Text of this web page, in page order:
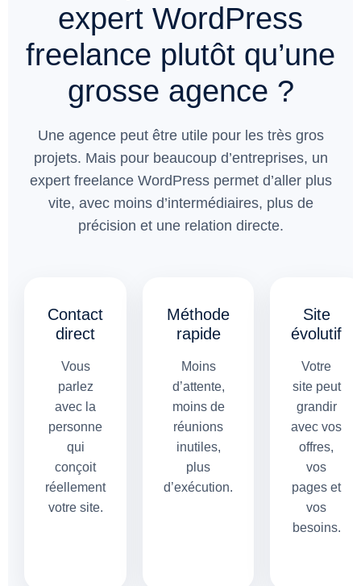
expert WordPress
freelance plutôt qu’une
grosse agence ?
Une agence peut être utile pour les très gros
projets. Mais pour beaucoup d’entreprises, un
expert freelance WordPress permet d’aller plus
vite, avec moins d’intermédiaires, plus de
précision et une relation directe.
Contact
direct
Vous
parlez
avec la
personne
qui
conçoit
réellement
votre site.
Méthode
rapide
Moins
d’attente,
moins de
réunions
inutiles,
plus
d’exécution.
Site
évolutif
Votre
site peut
grandir
avec vos
offres,
vos
pages et
vos
besoins.